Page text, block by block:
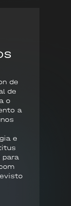
de
de
o
a
e
para